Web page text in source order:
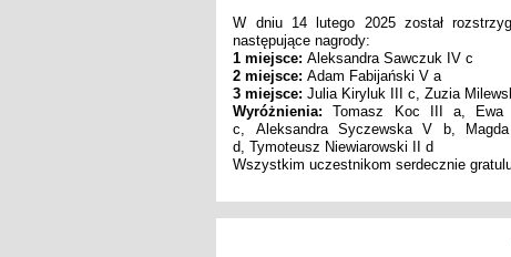
W dniu 14 lutego 2025 został
następujące nagrody:
1 miejsce:Aleksandra Sawczuk IV c
2 miejsce:Adam Fabijański V a
3 miejsce:Julia Kiryluk III c, Zuzia
Wyróżnienia: Tomasz Koc III a, Ewa
c, Aleksandra Syczewska V b,
d, Tymoteusz Niewiarowski II d
Wszystkim uczestnikom serdecznie